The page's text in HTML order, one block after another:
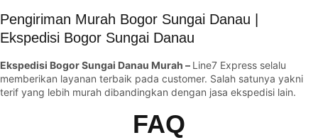
Pengiriman Murah Bogor Sungai Danau |
Ekspedisi Bogor Sungai Danau
Ekspedisi Bogor Sungai Danau Murah – Line7 Express selalu
memberikan layanan terbaik pada customer. Salah satunya yakni
terif yang lebih murah dibandingkan dengan jasa ekspedisi lain.
FAQ